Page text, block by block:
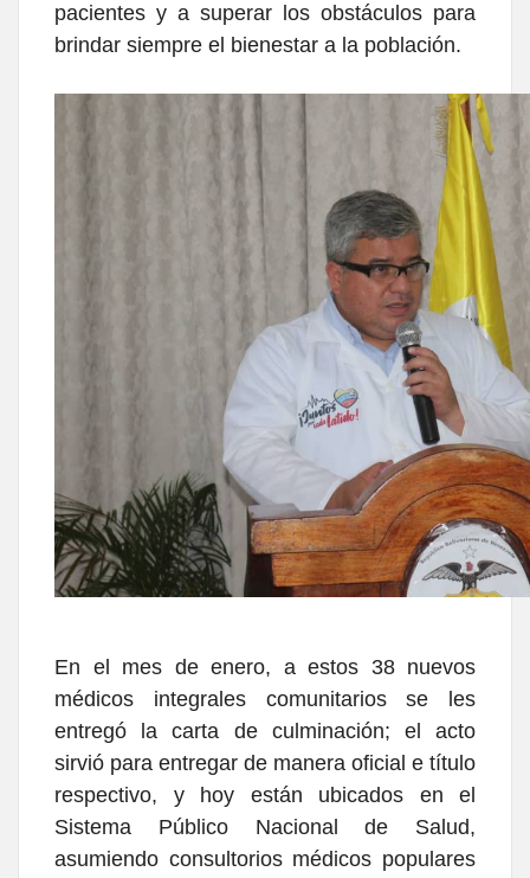
pacientes y a superar los obstáculos para
brindar siempre el bienestar a la población.
En el mes de enero, a estos 38 nuevos
médicos integrales comunitarios se les
entregó la carta de culminación; el acto
sirvió para entregar de manera oficial e título
respectivo, y hoy están ubicados en el
Sistema Público Nacional de Salud,
asumiendo consultorios médicos populares